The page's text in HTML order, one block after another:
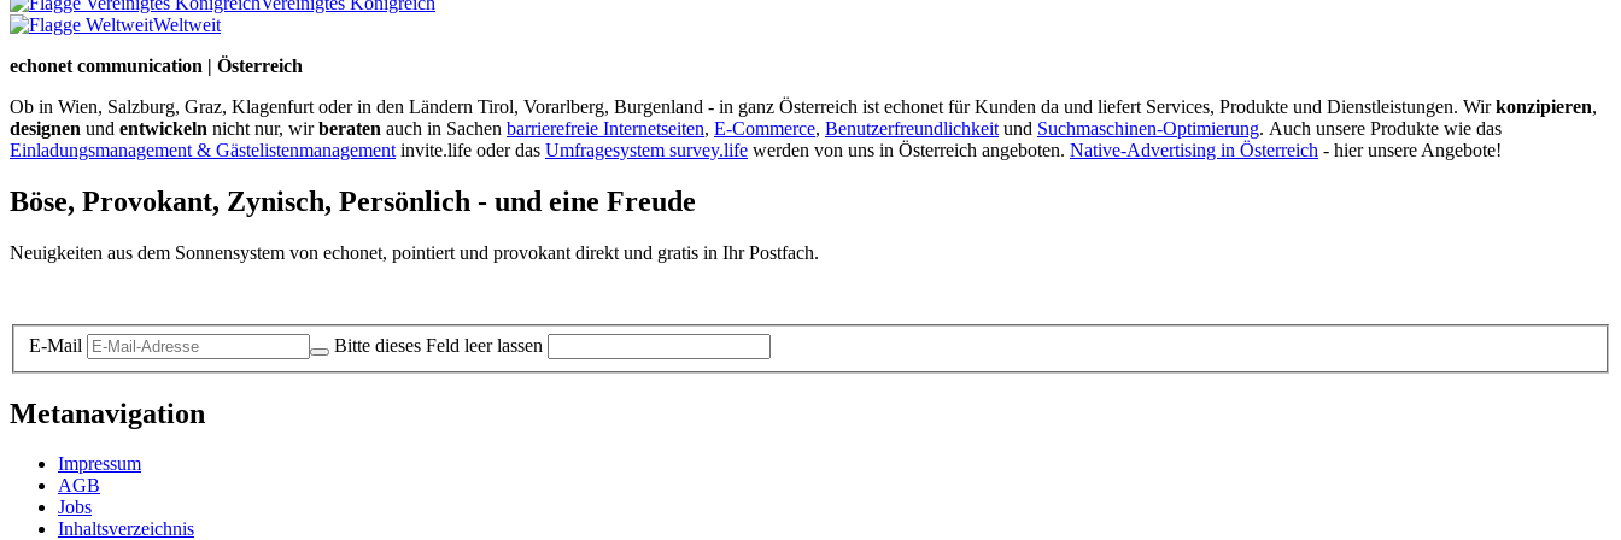
Weltweit
echonet communication | Österreich
Ob in Wien, Salzburg, Graz, Klagenfurt oder in den Ländern Tirol, Vorarlberg, Burgenland - in ganz Österreich ist echonet für Kunden da und liefert Services, Produkte und Dienstleistungen. Wirkonzipieren,
designen und entwickeln nicht nur, wirberaten auch in Sachen barrierefreie Internetseiten, E-Commerce, Benutzerfreundlichkeit und Suchmaschinen-Optimierung. Auch unsere Produkte wie das
Einladungsmanagement & Gästelistenmanagement invite.life oder das Umfragesystem survey.life werden von uns in Österreich angeboten. Native-Advertising in Österreich - hier unsere Angebote!
Böse, Provokant, Zynisch, Persönlich - und eine Freude
Neuigkeiten aus dem Sonnensystem von echonet, pointiert und provokant direkt und gratis in Ihr Postfach.
E-Mail Bitte dieses Feld leer lassen
Metanavigation
Impressum
AGB
Jobs
Inhaltsverzeichnis